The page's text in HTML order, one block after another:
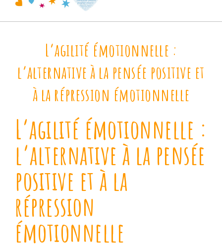
L’agilité émotionnelle :
l’alternative à la pensée positive et
à la répression émotionnelle
L’agilité émotionnelle :
l’alternative à la pensée
positive et à la
répression
émotionnelle